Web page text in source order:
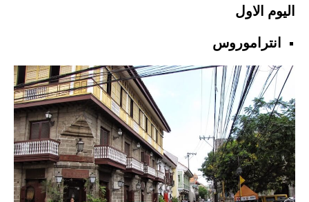
الزواج والحصول على الاقامة الفلبينية
اريد عناوين الفنادق الاقتصادية في مانيلا
دراسة الطب في الفلبين
دراسة العلاج الطبيعي
زواج مغربية من سعودي
اليوم الاول
انتراموروس